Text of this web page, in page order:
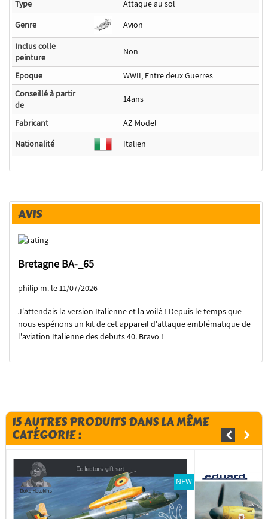
Type
Attaque au sol
Genre
Avion
Inclus colle
peinture
Non
Epoque
WWII, Entre deux Guerres
Conseillé à partir
de
14ans
Fabricant
AZ Model
Nationalité
Italien
AVIS
Bretagne BA-_65
philip m. le 11/07/2026
J'attendais la version Italienne et la voilà ! Depuis le temps que
nous espérions un kit de cet appareil d'attaque emblématique de
l'aviation Italienne des debuts 40. Bravo !
15 AUTRES PRODUITS DANS LA MÊME
CATÉGORIE :
NEW